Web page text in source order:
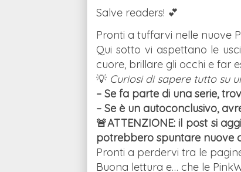
Salve readers! 💕
Pronti a tuffarvi nelle nuove
Qui sotto vi aspettano le
cuore, brillare gli occhi e far
💡 Curiosi di sapere tutto su
– Se fa parte di una serie,
– Se è un autoconclusivo,
🚨ATTENZIONE: il post si
potrebbero spuntare nuove
Pronti a perdervi tra le
Buona lettura e… che le